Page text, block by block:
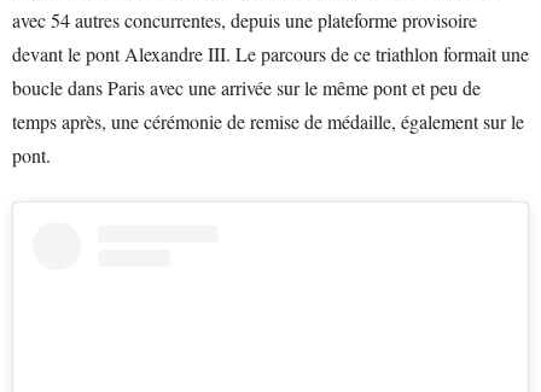
avec 54 autres concurrentes, depuis une plateforme provisoire
devant le pont Alexandre III. Le parcours de ce triathlon formait une
boucle dans Paris avec une arrivée sur le même pont et peu de
temps après, une cérémonie de remise de médaille, également sur le
pont.